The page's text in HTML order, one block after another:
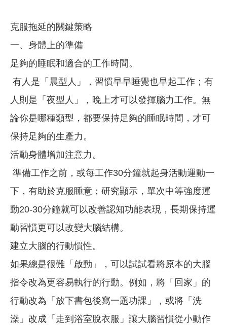
克服拖延的關鍵策略
一、身體上的準備
足夠的睡眠和適合的工作時間。
有人是「晨型人」，習慣早早睡覺也早起工作；有
人則是「夜型人」，晚上才可以發揮腦力工作。無
論你是哪種類型，都要保持足夠的睡眠時間，才可
保持足夠的生產力。
活動身體增加注意力。
準備工作之前，或每工作30分鐘就起身活動運動一
下，有助於克服睡意；研究顯示，單次中等強度運
動20-30分鐘就可以改善認知功能表現，長期保持運
動習慣更可以改變大腦結構。
建立大腦的行動慣性。
如果總是很難「啟動」，可以試試看將原本的大腦
指令改為更容易執行的行動。例如，將「回家」的
行動改為「放下書包後寫一題功課」，或將「洗
澡」改成「走到浴室脫衣服」讓大腦習慣從小動作